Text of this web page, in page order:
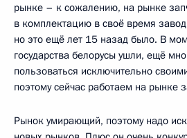
рынке – к сожалению, на рынке
в комплектацию в своё время
но это ещё лет 15 назад было. В
государства белорусы ушли, ещё
пользоваться исключительно
поэтому сейчас работаем на рынке
Рынок умирающий, поэтому надо